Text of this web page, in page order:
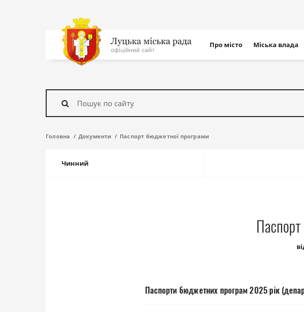
На
головну
сайту
Про місто Міська влада
Знайти
Головна Документи Паспорт бюджетної програми
Чинний
Паспорти бюджетних програм 2025 рік